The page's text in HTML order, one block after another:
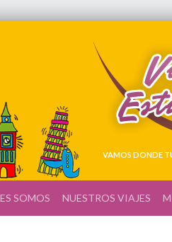
VAMOS DONDE
SOMOS NUESTROS VIAJES